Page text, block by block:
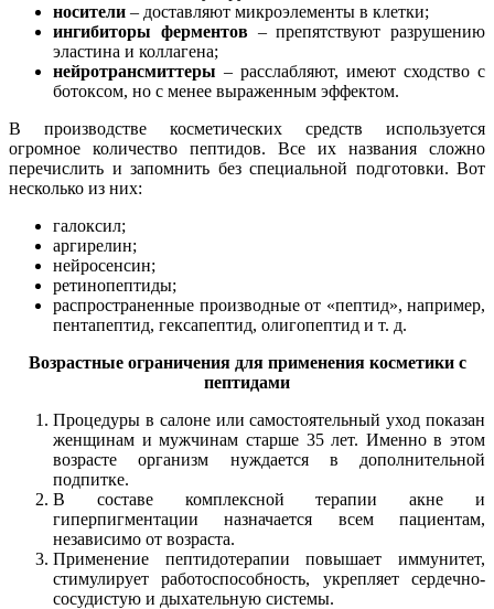
носители – доставляют микроэлементы в клетки;
ингибиторы ферментов– препятствуют разрушению
эластина и коллагена;
нейротрансмиттеры – расслабляют, имеют сходство с
ботоксом, но с менее выраженным эффектом.
В производстве косметических средств используется
огромное количество пептидов. Все их названия сложно
перечислить и запомнить без специальной подготовки. Вот
несколько из них:
галоксил;
аргирелин;
нейросенсин;
ретинопептиды;
распространенные производные от «пептид», например,
пентапептид, гексапептид, олигопептид и т. д.
Возрастные ограничения для применения косметики с
пептидами
Процедуры в салоне или самостоятельный уход показан
женщинам и мужчинам старше 35 лет. Именно в этом
возрасте организм нуждается в дополнительной
подпитке.
В составе комплексной терапии акне и
гиперпигментации назначается всем пациентам,
независимо от возраста.
Применение пептидотерапии повышает иммунитет,
стимулирует работоспособность, укрепляет сердечно-
сосудистую и дыхательную системы.